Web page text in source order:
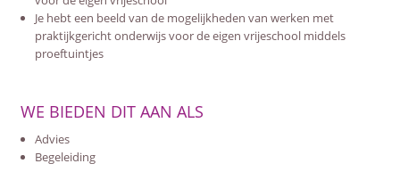
Je hebt een beeld van de mogelijkheden van werken met
praktijkgericht onderwijs voor de eigen vrijeschool middels
proeftuintjes
WE BIEDEN DIT AAN ALS
Advies
Begeleiding